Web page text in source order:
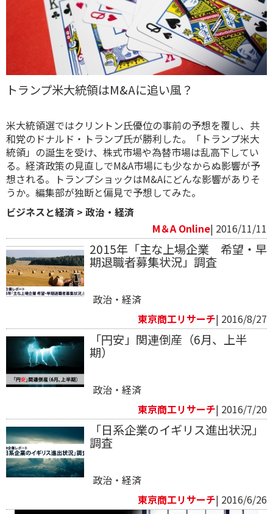
トランプ米大統領はM&Aに追い風？
米大統領選ではクリントン氏優位の事前の予想を覆し、共
和党のドナルド・トランプ氏が勝利した。「トランプ米大
統領」の誕生を受け、株式市場や為替市場は乱高下してい
る。経済政策の見直しでM&A市場にも少なからぬ影響が予
想される。トランプショックはM&Aにどんな影響がありそ
うか。編集部が独断と偏見で予想してみた。
ビジネスと経済 > 政治・経済
M＆A Online| 2016/11/11
2015年「主な上場企業 希望・早
期退職者募集状況」調査
政治・経済
東京商工リサーチ| 2016/8/27
「円安」関連倒産（6月、上半
期）
政治・経済
東京商工リサーチ| 2016/7/20
「日系企業のイギリス進出状況」
調査
政治・経済
東京商工リサーチ| 2016/6/26